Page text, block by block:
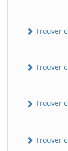
Trouver
Trouver
Trouver
Trouver